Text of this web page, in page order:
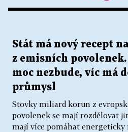
Stát má nový recept
z emisních
moc nezbude, víc má
průmysl
Stovky miliard korun z
povolenek se mají rozdělovat
mají více pomáhat